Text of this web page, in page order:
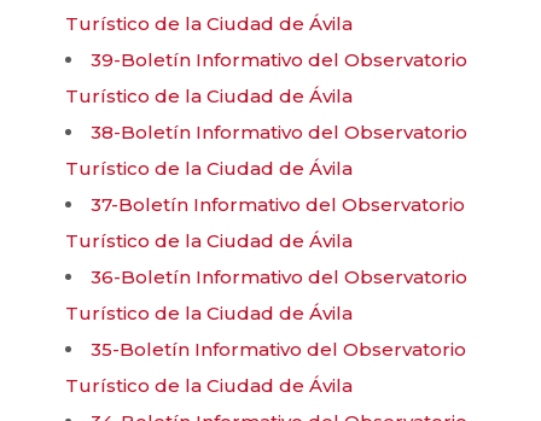
Turístico de la Ciudad de Ávila
39-Boletín Informativo del Observatorio
Turístico de la Ciudad de Ávila
38-Boletín Informativo del Observatorio
Turístico de la Ciudad de Ávila
37-Boletín Informativo del Observatorio
Turístico de la Ciudad de Ávila
36-Boletín Informativo del Observatorio
Turístico de la Ciudad de Ávila
35-Boletín Informativo del Observatorio
Turístico de la Ciudad de Ávila